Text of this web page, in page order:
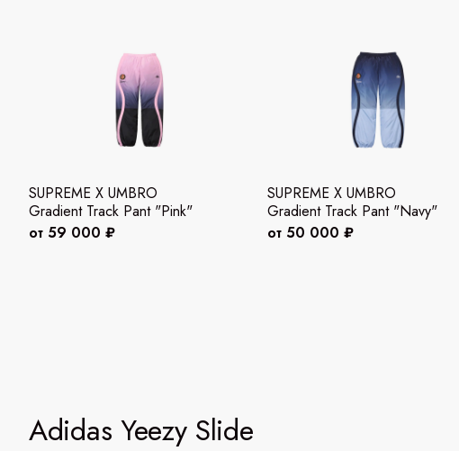
SUPREME X UMBRO
Gradient Track Pant "Pink"
от 59 000 ₽
SUPREME X UMBRO
Gradient Track Pant "Navy"
от 50 000 ₽
Adidas Yeezy Slide